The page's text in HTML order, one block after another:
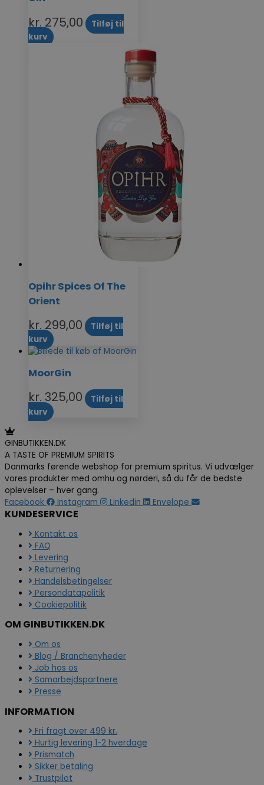
kr. 275,00
Tilføj til
kurv
Opihr Spices Of The
Orient
kr. 299,00
Tilføj til
kurv
MoorGin
kr. 325,00
Tilføj til
kurv
GINBUTIKKEN.DK
A TASTE OF PREMIUM SPIRITS
Danmarks førende webshop for premium spiritus. Vi udvælger
vores produkter med omhu og nørderi, så du får de bedste
oplevelser – hver gang.
Facebook
Instagram Linkedin Envelope
KUNDESERVICE
Kontakt os
FAQ
Levering
Returnering
Handelsbetingelser
Persondatapolitik
Cookiepolitik
OM GINBUTIKKEN.DK
Om os
Blog / Branchenyheder
Job hos os
Samarbejdspartnere
Presse
INFORMATION
Fri fragt over 499 kr.
Hurtig levering 1-2 hverdage
Prismatch
Sikker betaling
Trustpilot